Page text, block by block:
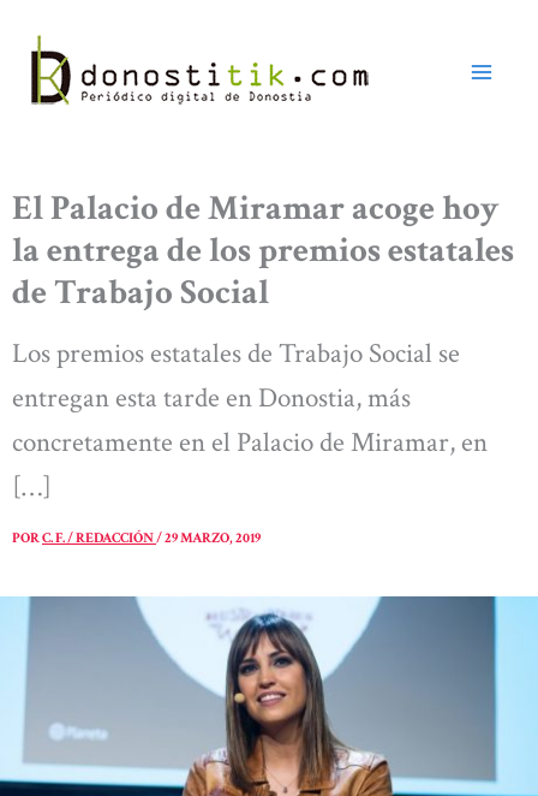
contenido
El Palacio de Miramar acoge hoy
la entrega de los premios estatales
de Trabajo Social
Los premios estatales de Trabajo Social se
entregan esta tarde en Donostia, más
concretamente en el Palacio de Miramar, en
[…]
PORC. F. / REDACCIÓN/29 MARZO, 2019